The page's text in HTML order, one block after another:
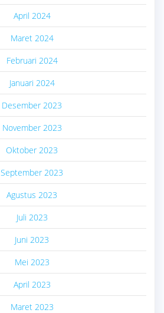
April 2024
Maret 2024
Februari 2024
Januari 2024
Desember 2023
November 2023
Oktober 2023
September 2023
Agustus 2023
Juli 2023
Juni 2023
Mei 2023
April 2023
Maret 2023